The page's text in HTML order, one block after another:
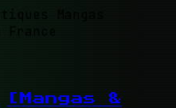
Mangas
[Mangas &